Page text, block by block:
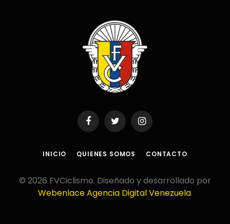
FacebookTwitter Instagram
INICIO QUIENES SOMOS CONTACTO
© 2026 FVCiclismo. Diseñado y desarrollado por
Webenlace Agencia Digital Venezuela.